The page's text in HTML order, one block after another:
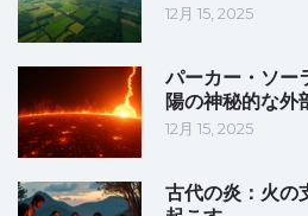
12月 15, 2025
パーカー・ソー
陽の神秘的な外
12月 15, 2025
古代の炎：火の